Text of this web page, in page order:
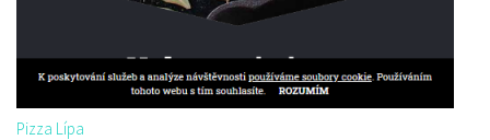
Pizza Lípa